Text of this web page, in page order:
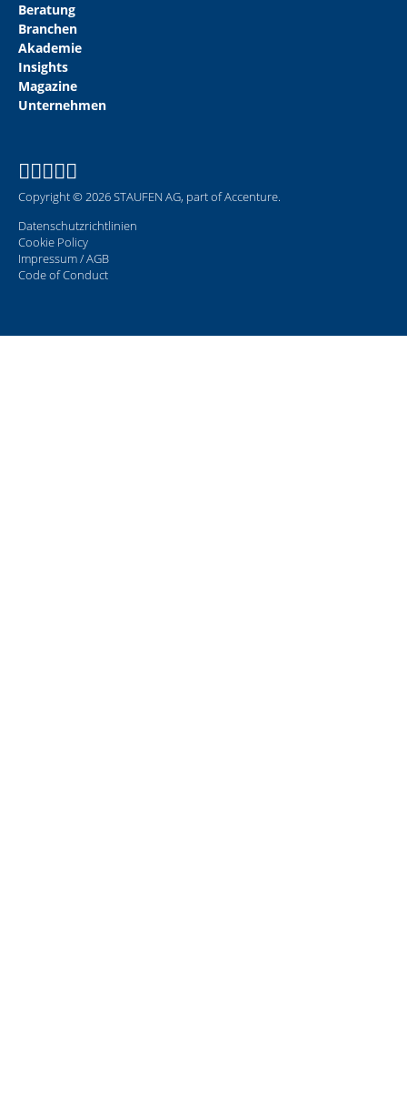
Beratung
Branchen
Akademie
Insights
Magazine
Unternehmen
Copyright © 2026 STAUFEN AG, part of Accenture.
Datenschutzrichtlinien
Cookie Policy
Impressum / AGB
Code of Conduct